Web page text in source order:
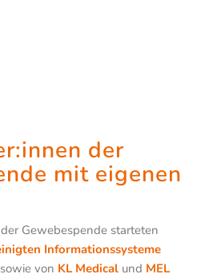
der
mit eigenen
Gewebespende starteten
Informationssysteme
sowie von KL Medicalund MEL